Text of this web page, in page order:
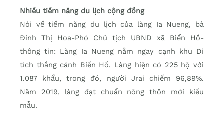
Nhiều tiềm năng du lịch cộng đồng
Nói về tiềm năng du lịch của làng Ia Nueng, bà
Đinh Thị Hoa-Phó Chủ tịch UBND xã Biển Hồ-
thông tin: Làng Ia Nueng nằm ngay cạnh khu Di
tích thắng cảnh Biển Hồ. Làng hiện có 225 hộ với
1.087 khẩu, trong đó, người Jrai chiếm 96,89%.
Năm 2019, làng đạt chuẩn nông thôn mới kiểu
mẫu.